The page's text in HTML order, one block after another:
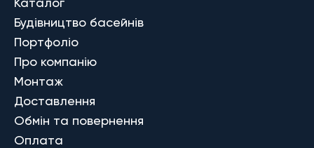
Будівництво басейнів
Портфоліо
Про компанію
Монтаж
Доставлення
Обмін та повернення
Оплата